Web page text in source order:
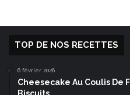
TOP DE NOS RECETTES
6 février 2026
Cheesecake Au Coulis De